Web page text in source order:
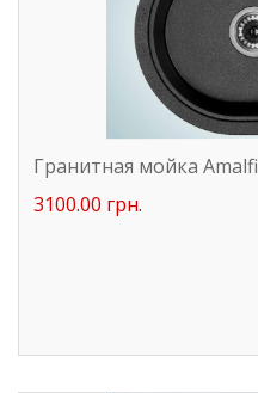
Гранитная мойка Amalfi
3100.00 грн.